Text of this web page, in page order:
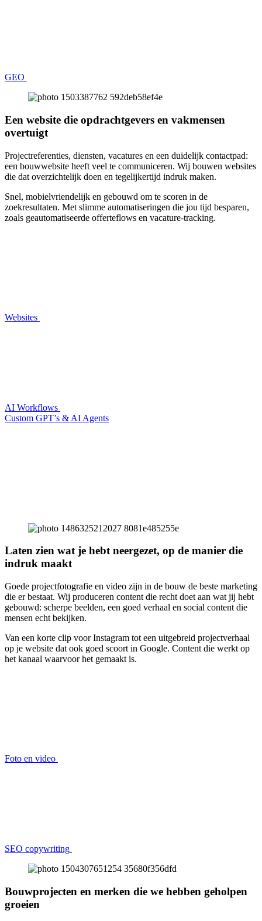
GEO
Een website die opdrachtgevers en vakmensen
overtuigt
Projectreferenties, diensten, vacatures en een duidelijk contactpad:
een bouwwebsite heeft veel te communiceren. Wij bouwen websites
die dat overzichtelijk doen en tegelijkertijd indruk maken.
Snel, mobielvriendelijk en gebouwd om te scoren in de
zoekresultaten. Met slimme automatiseringen die jou tijd besparen,
zoals geautomatiseerde offerteflows en vacature-tracking.
Websites
AI Workflows
Custom GPT’s & AI Agents
Laten zien wat je hebt neergezet, op de manier die
indruk maakt
Goede projectfotografie en video zijn in de bouw de beste marketing
die er bestaat. Wij produceren content die recht doet aan wat jij hebt
gebouwd: scherpe beelden, een goed verhaal en social content die
mensen echt bekijken.
Van een korte clip voor Instagram tot een uitgebreid projectverhaal
op je website dat ook goed scoort in Google. Content die werkt op
het kanaal waarvoor het gemaakt is.
Foto en video
SEO copywriting
Bouwprojecten en merken die we hebben geholpen
groeien